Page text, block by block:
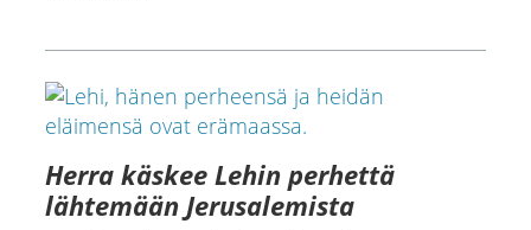
Herra käskee Lehin perhettä
lähtemään Jerusalemista